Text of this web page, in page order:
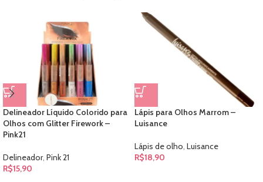
Delineador Líquido Colorido para
Olhos com Glitter Firework –
Pink21
Delineador, Pink 21
R$15,90
Lápis para Olhos Marrom –
Luisance
Lápis de olho, Luisance
R$18,90